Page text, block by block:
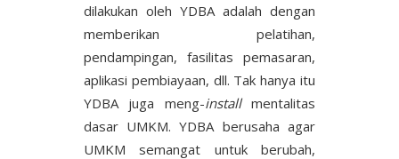
dilakukan oleh YDBA adalah dengan
memberikan pelatihan,
pendampingan, fasilitas pemasaran,
aplikasi pembiayaan, dll. Tak hanya itu
YDBA juga meng-installmentalitas
dasar UMKM. YDBA berusaha agar
UMKM semangat untuk berubah,